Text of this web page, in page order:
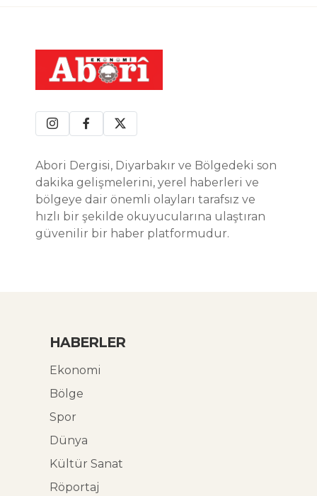
Abori Dergisi, Diyarbakır ve Bölgedeki son
dakika gelişmelerini, yerel haberleri ve
bölgeye dair önemli olayları tarafsız ve
hızlı bir şekilde okuyucularına ulaştıran
güvenilir bir haber platformudur.
HABERLER
Ekonomi
Bölge
Spor
Dünya
Kültür Sanat
Röportaj